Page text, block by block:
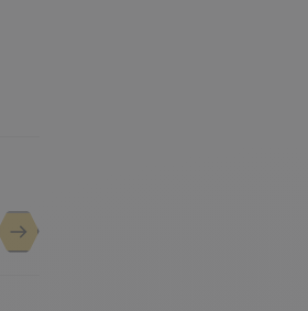
Prijsfilter toepassen